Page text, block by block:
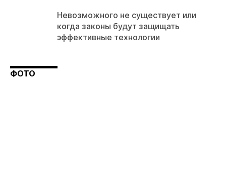
Невозможного не существует или
когда законы будут защищать
эффективные технологии
ФОТО